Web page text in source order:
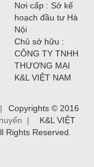
Nơi cấp : Sở kế
hoạch đầu tư Hà
Nội
Chủ sở hữu :
CÔNG TY TNHH
THƯƠNG MẠI
K&L VIỆT NAM
|
Copyrights © 2016
K&L VIỆT
Rights Reserved.